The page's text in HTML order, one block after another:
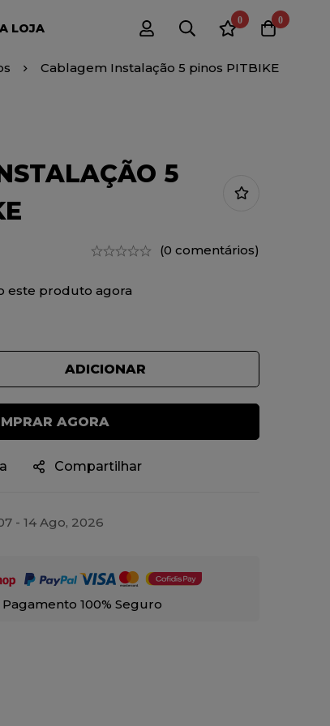
LOJA
0 0
Cablagem Instalação 5 pinos PITBIKE
5
(0 comentários)
este produto agora
ADICIONAR
AGORA
Compartilhar
- 14 Ago, 2026
100% Seguro